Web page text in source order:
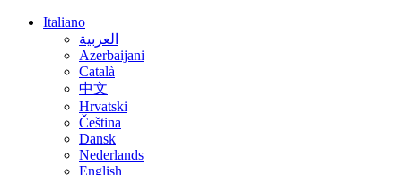
Italiano
العربية
Azerbaijani
Català
中文
Hrvatski
Čeština
Dansk
Nederlands
English